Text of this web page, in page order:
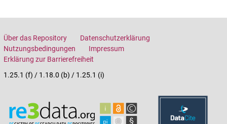
Über das Repository
Datenschutzerklärung
Nutzungsbedingungen
Impressum
Erklärung zur Barrierefreiheit
1.25.1 (f) / 1.18.0 (b) / 1.25.1 (i)